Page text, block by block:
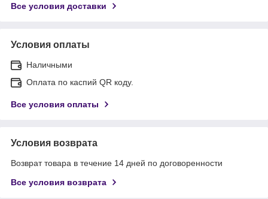
Все условия доставки
Условия оплаты
Наличными
Оплата по каспий QR коду.
Все условия оплаты
Условия возврата
Возврат товара в течение 14 дней по договоренности
Все условия возврата